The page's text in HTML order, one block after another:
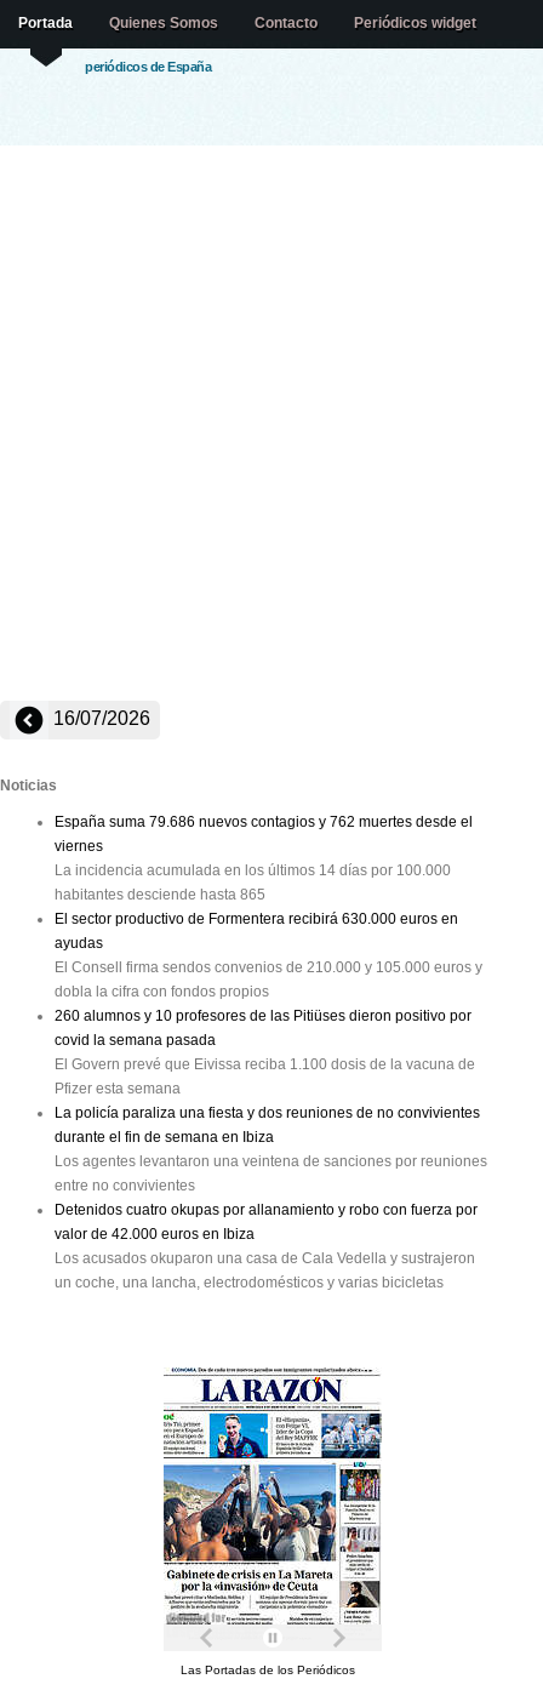
periódicos de España
Portada Quienes Somos Contacto Periódicos widget
16/07/2026
Noticias
España suma 79.686 nuevos contagios y 762 muertes desde el
viernes
La incidencia acumulada en los últimos 14 días por 100.000
habitantes desciende hasta 865
El sector productivo de Formentera recibirá 630.000 euros en
ayudas
El Consell firma sendos convenios de 210.000 y 105.000 euros y
dobla la cifra con fondos propios
260 alumnos y 10 profesores de las Pitiüses dieron positivo por
covid la semana pasada
El Govern prevé que Eivissa reciba 1.100 dosis de la vacuna de
Pfizer esta semana
La policía paraliza una fiesta y dos reuniones de no convivientes
durante el fin de semana en Ibiza
Los agentes levantaron una veintena de sanciones por reuniones
entre no convivientes
Detenidos cuatro okupas por allanamiento y robo con fuerza por
valor de 42.000 euros en Ibiza
Los acusados okuparon una casa de Cala Vedella y sustrajeron
un coche, una lancha, electrodomésticos y varias bicicletas
Las Portadas de los Periódicos